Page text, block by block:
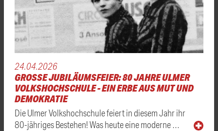
24.04.2026
GROSSE JUBILÄUMSFEIER: 80 JAHRE ULMER V
OLKSHOCHSCHULE - EIN ERBE AUS MUT UND D
EMOKRATIE
Die Ulmer Volkshochschule feiert in diesem Jahr ihr
80-jähriges Bestehen! Was heute eine moderne …